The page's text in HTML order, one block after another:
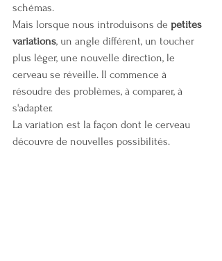
schémas.
Mais lorsque nous introduisons de petites
variations, un angle différent, un toucher
plus léger, une nouvelle direction, le
cerveau se réveille. Il commence à
résoudre des problèmes, à comparer, à
s'adapter.
La variation est la façon dont le cerveau
découvre de nouvelles possibilités.